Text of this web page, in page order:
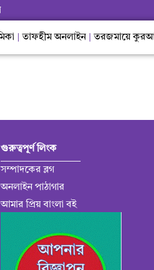
তাফহীম অনলাইন তরজমায়ে
গুরুত্বপূর্ণ লিংক
সম্পাদকের ব্লগ
অনলাইন পাঠাগার
আমার প্রিয় বাংলা বই